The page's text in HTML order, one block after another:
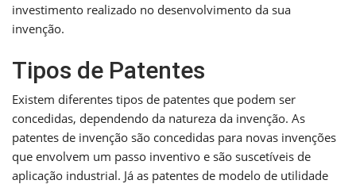
investimento realizado no desenvolvimento da sua
invenção.
Tipos de Patentes
Existem diferentes tipos de patentes que podem ser
concedidas, dependendo da natureza da invenção. As
patentes de invenção são concedidas para novas invenções
que envolvem um passo inventivo e são suscetíveis de
aplicação industrial. Já as patentes de modelo de utilidade